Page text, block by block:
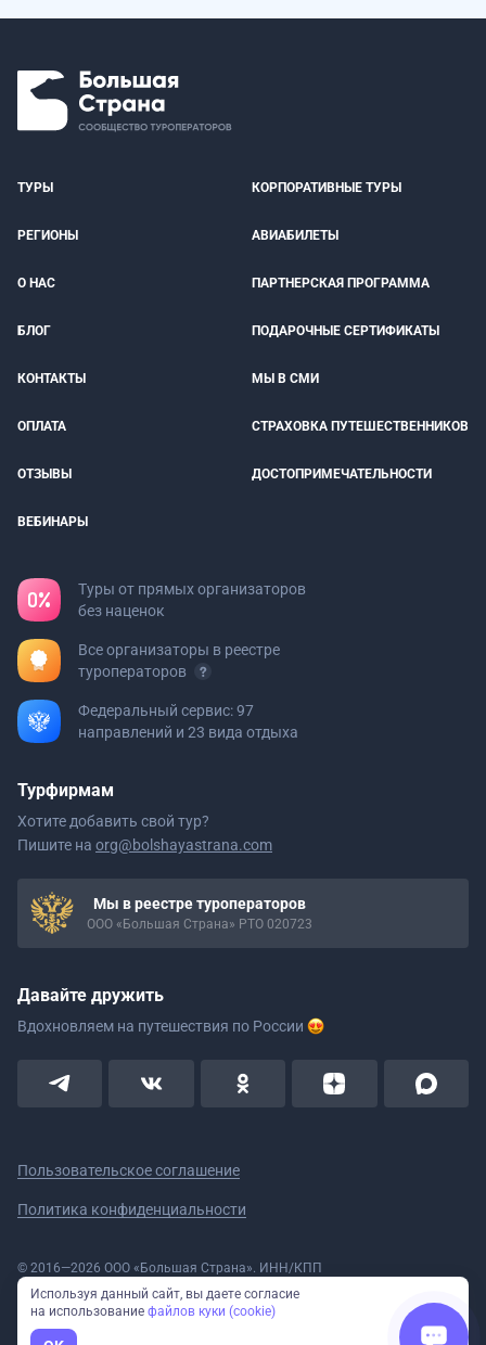
ТУРЫ КОРПОРАТИВНЫЕ ТУРЫ
РЕГИОНЫ АВИАБИЛЕТЫ
О НАС ПАРТНЕРСКАЯ ПРОГРАММА
БЛОГ ПОДАРОЧНЫЕ СЕРТИФИКАТЫ
КОНТАКТЫ МЫ В СМИ
ОПЛАТА СТРАХОВКА ПУТЕШЕСТВЕННИКОВ
ОТЗЫВЫ ДОСТОПРИМЕЧАТЕЛЬНОСТИ
ВЕБИНАРЫ
Туры от прямых организаторов
без наценок
Все организаторы в реестре
туроператоров
Федеральный сервис: 97
направлений и 23 вида отдыха
Турфирмам
Хотите добавить свой тур?
Пишите на org@bolshayastrana.com
Мы в реестре туроператоров
ООО «Большая Страна» РТО 020723
Давайте дружить
Вдохновляем на путешествия по России
Пользовательское соглашение
Политика конфиденциальности
© 2016—2026 ООО «Большая Страна». ИНН/КПП
5908078160/590801001 ОГРН 1185958020533
Номер в реестре Роскомнадзора № 59-18-006319 (Приказ № 321 от
11.10.2018)
Полное или частичное копирование изображений и текстов возможно
Используя данный сайт, вы даете согласие
на использование файлов куки (cookie)